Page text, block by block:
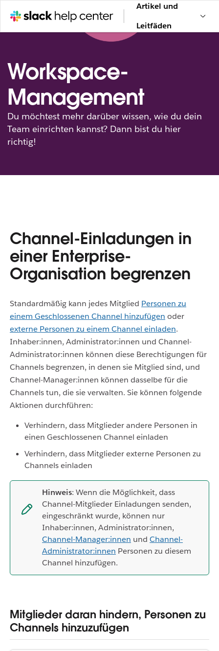
Artikel und
Leitfäden
Workspace-
Management
Du möchtest mehr darüber wissen, wie du dein
Team einrichten kannst? Dann bist du hier
richtig!
Channel-Einladungen in
einer Enterprise-
Organisation begrenzen
Standardmäßig kann jedes Mitglied Personen zu
einem Geschlossenen Channel hinzufügen oder
externe Personen zu einem Channel einladen.
Inhaber:innen, Administrator:innen und Channel-
Administrator:innen können diese Berechtigungen für
Channels begrenzen, in denen sie Mitglied sind, und
Channel-Manager:innen können dasselbe für die
Channels tun, die sie verwalten. Sie können folgende
Aktionen durchführen:
Verhindern, dass Mitglieder andere Personen in
einen Geschlossenen Channel einladen
Verhindern, dass Mitglieder externe Personen zu
Channels einladen
Hinweis: Wenn die Möglichkeit, dass
Channel-Mitglieder Einladungen senden,
eingeschränkt wurde, können nur
Inhaber:innen, Administrator:innen,
Channel-Manager:innen und Channel-
Administrator:innen Personen zu diesem
Channel hinzufügen.
Mitglieder daran hindern, Personen zu
Channels hinzuzufügen